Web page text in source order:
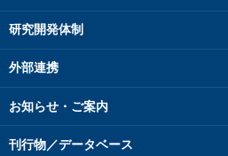
研究開発体制
外部連携
お知らせ・ご案内
刊行物／データベース